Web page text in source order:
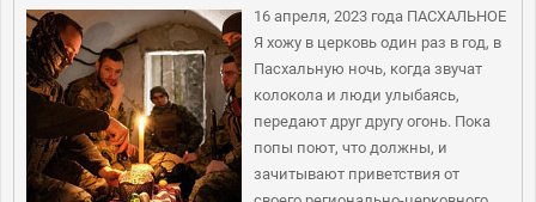
16 апреля, 2023 года ПАСХАЛЬНОЕ
Я хожу в церковь один раз в год, в
Пасхальную ночь, когда звучат
колокола и люди улыбаясь,
передают друг другу огонь. Пока
попы поют, что должны, и
зачитывают приветствия от